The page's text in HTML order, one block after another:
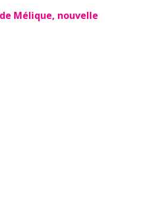
Mélique, nouvelle